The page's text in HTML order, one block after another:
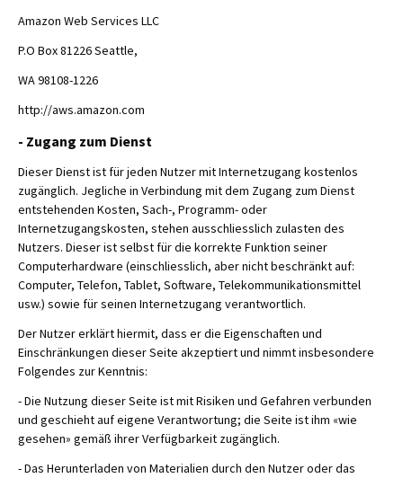
Amazon Web Services LLC
P.O Box 81226 Seattle,
WA 98108-1226
http://aws.amazon.com
- Zugang zum Dienst
Dieser Dienst ist für jeden Nutzer mit Internetzugang kostenlos
zugänglich. Jegliche in Verbindung mit dem Zugang zum Dienst
entstehenden Kosten, Sach-, Programm- oder
Internetzugangskosten, stehen ausschliesslich zulasten des
Nutzers. Dieser ist selbst für die korrekte Funktion seiner
Computerhardware (einschliesslich, aber nicht beschränkt auf:
Computer, Telefon, Tablet, Software, Telekommunikationsmittel
usw.) sowie für seinen Internetzugang verantwortlich.
Der Nutzer erklärt hiermit, dass er die Eigenschaften und
Einschränkungen dieser Seite akzeptiert und nimmt insbesondere
Folgendes zur Kenntnis:
- Die Nutzung dieser Seite ist mit Risiken und Gefahren verbunden
und geschieht auf eigene Verantwortung; die Seite ist ihm «wie
gesehen» gemäß ihrer Verfügbarkeit zugänglich.
- Das Herunterladen von Materialien durch den Nutzer oder das